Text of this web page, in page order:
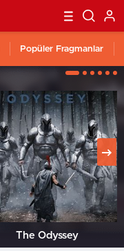
Popüler Fragmanlar
The Odyssey